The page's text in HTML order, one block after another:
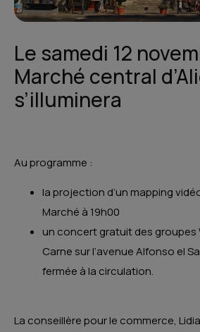
Le samedi 12
Marché central
s’illuminera
Au programme :
la projection d’un mapping
Marché à 19h00
un concert gratuit des groupes
Carne sur l’avenue Alfonso el
fermée à la circulation.
La conseillère pour le commerce,